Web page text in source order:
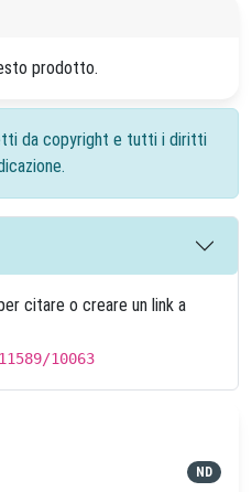
prodotto.
da copyright e tutti i diritti
citare o creare un link a
10063
ND